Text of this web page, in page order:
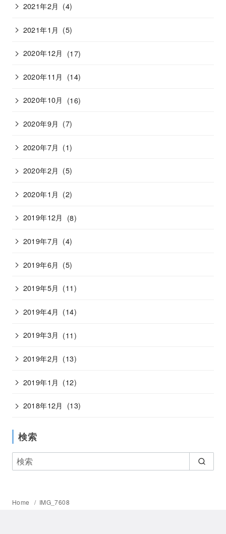
2021年2月 (4)
2021年1月 (5)
2020年12月 (17)
2020年11月 (14)
2020年10月 (16)
2020年9月 (7)
2020年7月 (1)
2020年2月 (5)
2020年1月 (2)
2019年12月 (8)
2019年7月 (4)
2019年6月 (5)
2019年5月 (11)
2019年4月 (14)
2019年3月 (11)
2019年2月 (13)
2019年1月 (12)
2018年12月 (13)
検索
Home IMG_7608